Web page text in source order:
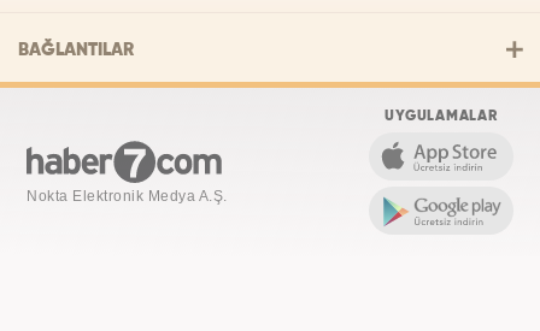
BAĞLANTILAR
Nokta Elektronik Medya A.Ş.
UYGULAMALAR